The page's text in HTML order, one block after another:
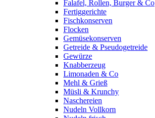
Falafel, Rollen, Burger & Co
Fertiggerichte
Fischkonserven
Flocken
Gemüsekonserven
Getreide & Pseudogetreide
Gewürze
Knabberzeug
Limonaden & Co
Mehl & Grieß
Müsli & Krunchy
Naschereien
Nudeln Vollkorn